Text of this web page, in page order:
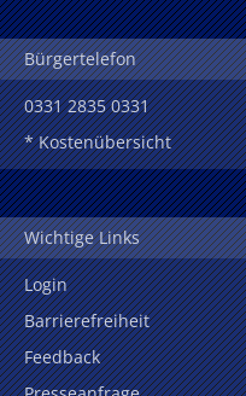
Bürgertelefon
0331 2835 0331
* Kostenübersicht
Wichtige Links
Login
Barrierefreiheit
Feedback